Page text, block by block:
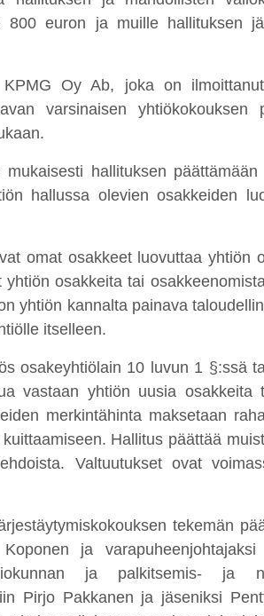
800 euron ja muille hallituksen
Oy Ab, joka on
varsinaisen yhtiökokouksen
hallituksen
hallussa olevien osakkeiden
omat osakkeet luovuttaa yhtiön
osakkeita tai
yhtiön kannalta painava
itselleen.
osakeyhtiölain 10 luvun 1 §:ssä
vastaan yhtiön uusia osakkeita
merkintähinta maksetaan
Hallitus päättää
Valtuutukset ovat
tekemän
ja
ja palkitsemis- ja
Pirjo Pakkanen ja jäseniksi